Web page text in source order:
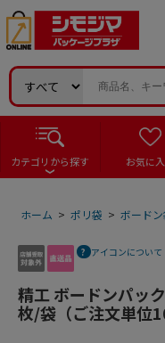
カテゴリから探す お気に
ホーム > ポリ袋 > ボードン
アイコンについて
精工 ボードンパッ
枚/袋（ご注文単位